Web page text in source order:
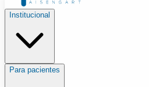
Institucional
Para pacientes